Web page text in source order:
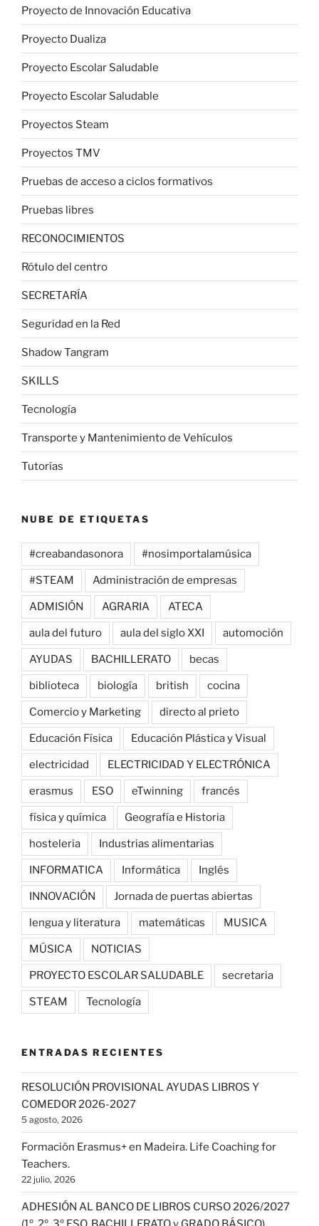
Proyecto de Innovación Educativa
Proyecto Dualiza
Proyecto Escolar Saludable
Proyecto Escolar Saludable
Proyectos Steam
Proyectos TMV
Pruebas de acceso a ciclos formativos
Pruebas libres
RECONOCIMIENTOS
Rótulo del centro
SECRETARÍA
Seguridad en la Red
Shadow Tangram
SKILLS
Tecnología
Transporte y Mantenimiento de Vehículos
Tutorías
NUBE DE ETIQUETAS
#creabandasonora #nosimportalamúsica
#STEAM Administración de empresas
ADMISIÓN AGRARIA ATECA
aula del futuro aula del siglo XXI automoción
AYUDAS BACHILLERATO becas
biblioteca biología british cocina
Comercio y Marketing directo al prieto
Educación Física Educación Plástica y Visual
electricidad ELECTRICIDAD Y ELECTRÓNICA
erasmus ESO eTwinning francés
física y química Geografía e Historia
hosteleria Industrias alimentarias
INFORMATICA Informática Inglés
INNOVACIÓN Jornada de puertas abiertas
lengua y literatura matemáticas MUSICA
MÚSICA NOTICIAS
PROYECTO ESCOLAR SALUDABLE secretaria
STEAM Tecnología
ENTRADAS RECIENTES
RESOLUCIÓN PROVISIONAL AYUDAS LIBROS Y
COMEDOR 2026-2027
5 agosto, 2026
Formación Erasmus+ en Madeira. Life Coaching for
Teachers.
22 julio, 2026
ADHESIÓN AL BANCO DE LIBROS CURSO 2026/2027